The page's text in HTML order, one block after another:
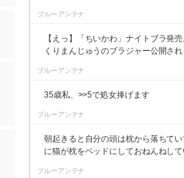
ブルーアンテナ
【えっ】「ちいかわ」ナイトブラ発
くりまんじゅうのブラジャー公開され
ブルーアンテナ
35歳私、>>5で処女捧げます
ブルーアンテナ
朝起きると自分の頭は枕から落ちてい
に猫が枕をベッドにしておねんねして
ブルーアンテナ